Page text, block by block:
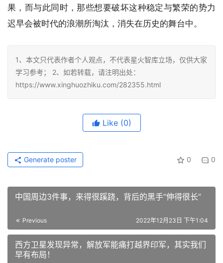
果，而与此同时，那些想要破坏这种稳定与繁荣的势力
迟早会被时代的浪潮所淘汰，消失在历史的舞台中。
1、本文只代表作者个人观点，不代表星火智库立场，仅供大家
学习参考； 2、如若转载，请注明出处：
https://www.xinghuozhiku.com/282355.html
Like (0)
0 0
Generate poster
中国周边3件事，来得很蹊跷，背后的黑手“伸得很长”
Previous 2022年12月23日 下午1:04
西方卫星发现异常，解放军能痛打越界印军，其实我们
早有布局！